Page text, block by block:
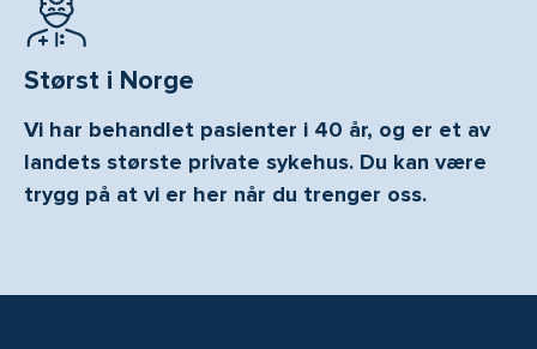
Størst i Norge
Vi har behandlet pasienter i 40 år, og er et av
landets største private sykehus. Du kan være
trygg på at vi er her når du trenger oss.